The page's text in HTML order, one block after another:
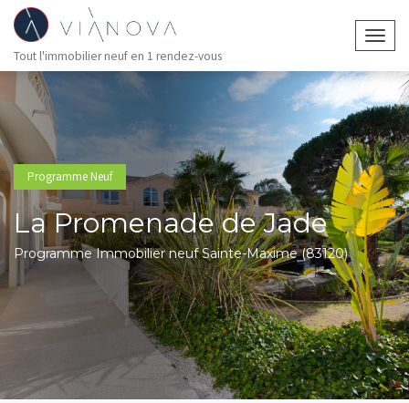
Tout l'immobilier neuf en 1 rendez-vous
Programme Neuf
La Promenade de Jade
Programme Immobilier neuf Sainte-Maxime (83120)